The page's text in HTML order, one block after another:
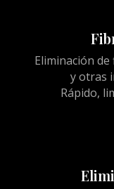
Eliminación
y otras
Rápido,